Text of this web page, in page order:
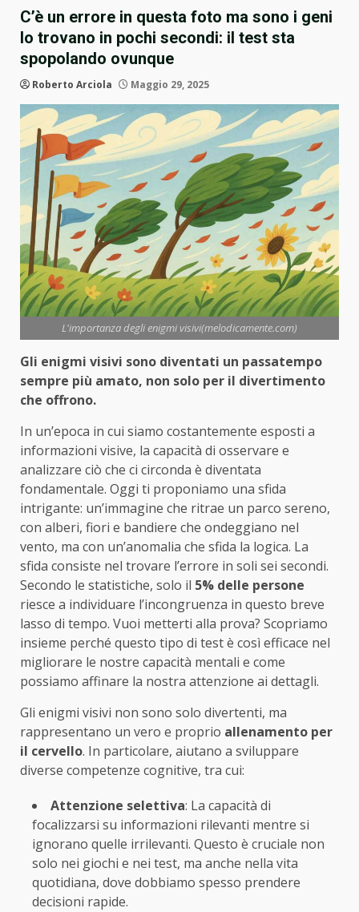
C’è un errore in questa foto ma sono i geni
lo trovano in pochi secondi: il test sta
spopolando ovunque
Roberto Arciola Maggio 29, 2025
L'importanza degli enigmi visivi(melodicamente.com)
Gli enigmi visivi sono diventati un passatempo
sempre più amato, non solo per il divertimento
che offrono.
In un’epoca in cui siamo costantemente esposti a
informazioni visive, la capacità di osservare e
analizzare ciò che ci circonda è diventata
fondamentale. Oggi ti proponiamo una sfida
intrigante: un’immagine che ritrae un parco sereno,
con alberi, fiori e bandiere che ondeggiano nel
vento, ma con un’anomalia che sfida la logica. La
sfida consiste nel trovare l’errore in soli sei secondi.
Secondo le statistiche, solo il 5% delle persone
riesce a individuare l’incongruenza in questo breve
lasso di tempo. Vuoi metterti alla prova? Scopriamo
insieme perché questo tipo di test è così efficace nel
migliorare le nostre capacità mentali e come
possiamo affinare la nostra attenzione ai dettagli.
Gli enigmi visivi non sono solo divertenti, ma
rappresentano un vero e proprio allenamento per
il cervello. In particolare, aiutano a sviluppare
diverse competenze cognitive, tra cui:
Attenzione selettiva: La capacità di
focalizzarsi su informazioni rilevanti mentre si
ignorano quelle irrilevanti. Questo è cruciale non
solo nei giochi e nei test, ma anche nella vita
quotidiana, dove dobbiamo spesso prendere
decisioni rapide.